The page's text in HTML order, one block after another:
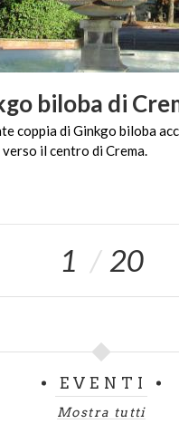
biloba di
coppiadiGinkgo biloba
verso ilcentro diCrema.
1 20
EVENTI
Mostra tutti